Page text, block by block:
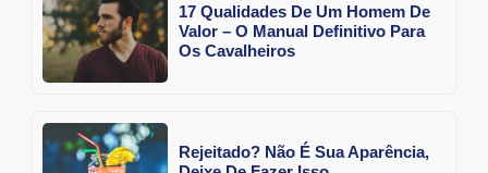
17 Qualidades De Um Homem De
Valor – O Manual Definitivo Para
Os Cavalheiros
Rejeitado? Não É Sua Aparência,